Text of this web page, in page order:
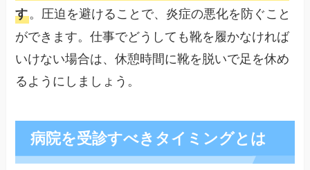
す。圧迫を避けることで、炎症の悪化を防ぐこと
ができます。仕事でどうしても靴を履かなければ
いけない場合は、休憩時間に靴を脱いで足を休め
るようにしましょう。
病院を受診すべきタイミングとは